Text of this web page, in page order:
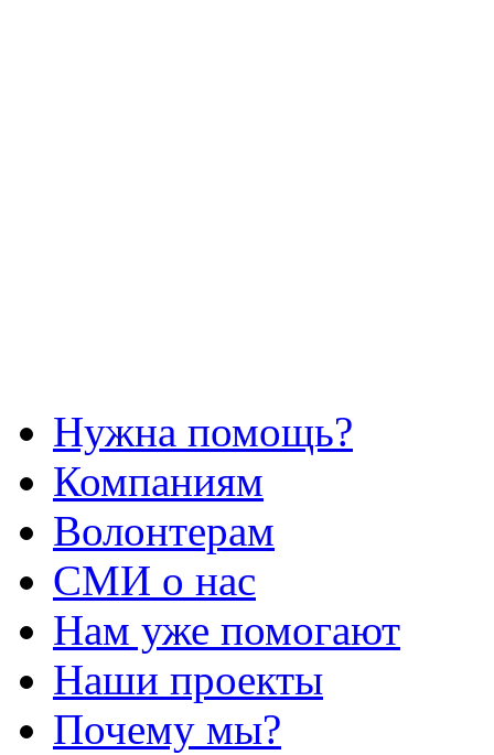
Нужна помощь?
Компаниям
Волонтерам
СМИ о нас
Нам уже помогают
Наши проекты
Почему мы?